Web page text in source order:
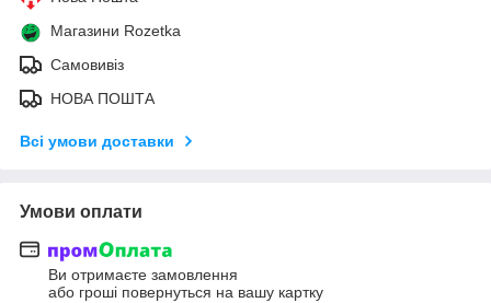
Магазини Rozetka
Самовивіз
НОВА ПОШТА
Всі умови доставки
Умови оплати
Ви отримаєте замовлення
або гроші повернуться на вашу картку